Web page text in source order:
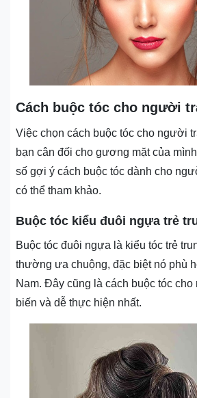
Cách buộc tóc cho người
Việc chọn cách buộc tóc cho người
bạn cân đối cho gương mặt của
số gợi ý cách buộc tóc dành cho
có thể tham khảo.
Buộc tóc kiểu đuôi ngựa trẻ
Buộc tóc đuôi ngựa là kiểu tóc trẻ
thường ưa chuộng, đặc biệt nó phù
Nam. Đây cũng là cách buộc tóc
biến và dễ thực hiện nhất.